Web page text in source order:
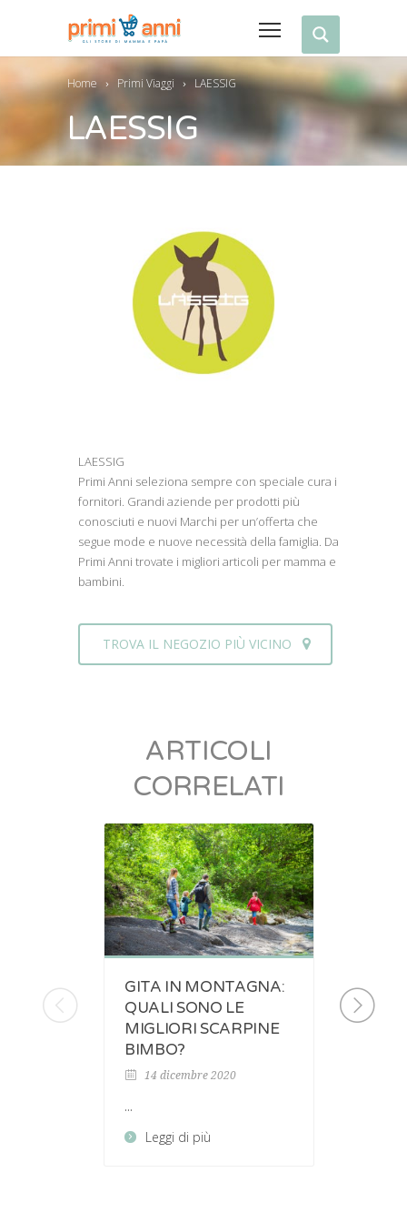
Home Primi Viaggi LAESSIG
LAESSIG
LAESSIG
Primi Anni seleziona sempre con speciale cura i
fornitori. Grandi aziende per prodotti più
conosciuti e nuovi Marchi per un’offerta che
segue mode e nuove necessità della famiglia. Da
Primi Anni trovate i migliori articoli per mamma e
bambini.
TROVA IL NEGOZIO PIÙ VICINO
ARTICOLI
CORRELATI
GITA IN MONTAGNA:
QUALI SONO LE
MIGLIORI SCARPINE
BIMBO?
14 dicembre 2020
...
Leggi di più